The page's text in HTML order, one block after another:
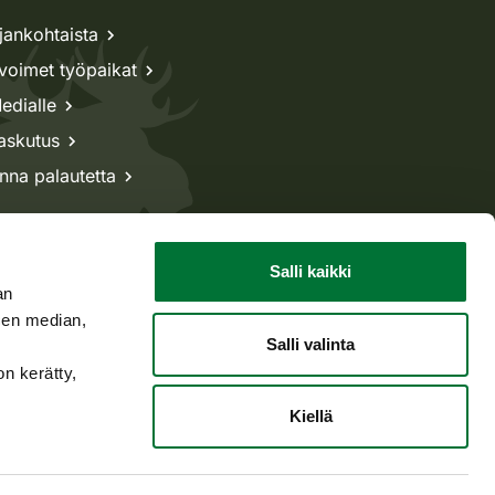
median,
kerätty,
Salli kaikki
Salli valinta
Kiellä
työpaikat
palautetta